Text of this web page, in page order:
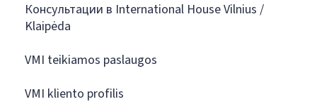
Консультации в International House Vilnius /
Klaipėda
VMI teikiamos paslaugos
VMI kliento profilis